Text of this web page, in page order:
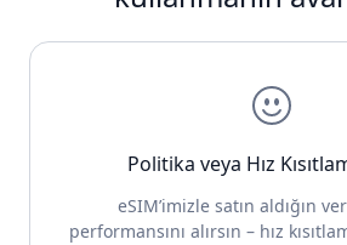
Politika veya Hız
eSIM’imizle satın aldığın
performansını alırsın – hız